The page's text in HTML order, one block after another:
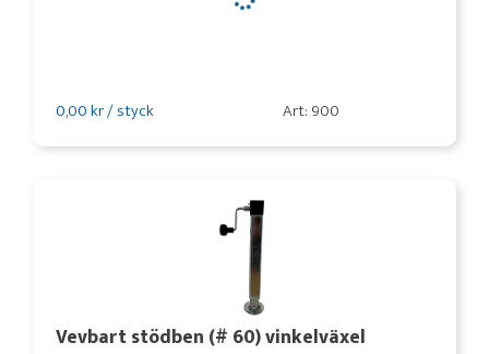
0,00 kr / styck Art: 900
Vevbart stödben (# 60) vinkelväxel